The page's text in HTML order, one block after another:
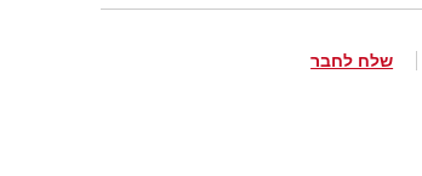
שלח לחבר